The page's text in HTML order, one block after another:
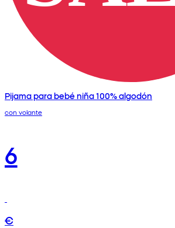
Pijama para bebé niña 100% algodón
con volante
6
€